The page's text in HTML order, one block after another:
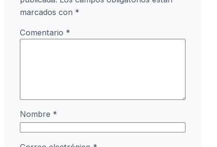
marcados con *
Comentario *
Nombre *